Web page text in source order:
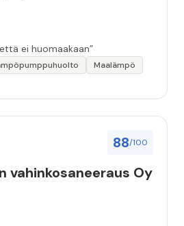
ei huomaakaan”
Maalämpö
88/100
vahinkosaneeraus Oy